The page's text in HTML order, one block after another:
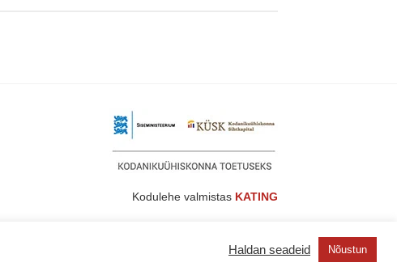
Kodulehe valmistas KATING
Haldan seadeid Nõustun